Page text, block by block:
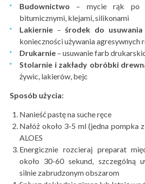
Budownictwo – mycie rąk po
bitumicznymi, klejami, silikonami
Lakiernie –środek do
konieczności używania agresywnych
Drukarnie – usuwanie farb
Stolarnie i zakłady obróbki
żywic, lakierów, bejc
Sposób użycia:
Nanieść pastę na suche ręce
Nałóż około 3-5 ml (jedna pompka
ALOES
Energicznie rozcieraj preparat
około 30-60 sekund, szczególną
silnie zabrudzonym obszarom